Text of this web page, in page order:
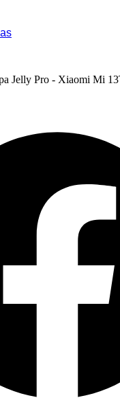
Jelly Pro - Xiaomi Mi